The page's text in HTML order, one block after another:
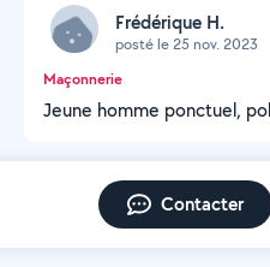
Frédérique H.
posté le 25 nov. 2023
Maçonnerie
Jeune homme ponctuel,
Contacter